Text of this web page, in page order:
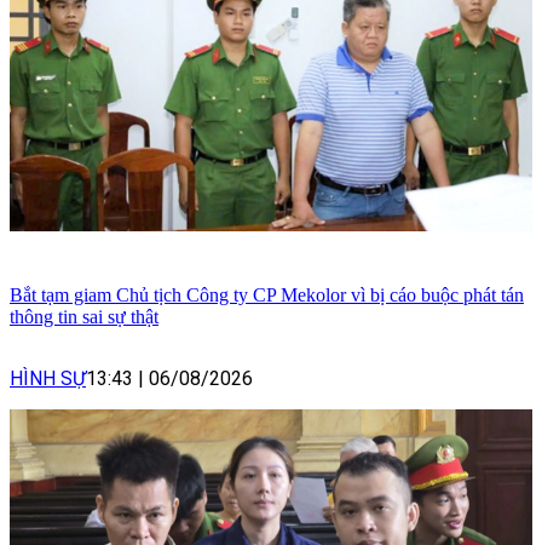
Bắt tạm giam Chủ tịch Công ty CP Mekolor vì bị cáo buộc phát tán
thông tin sai sự thật
HÌNH SỰ13:43 | 06/08/2026